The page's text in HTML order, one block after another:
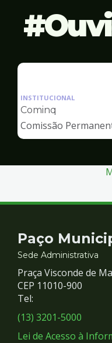
INSTITUCIONAL
Cominq
Comissão
Contato
e
Redes
Sociais
Paço
Sede Administrativa
Praça Visconde de
CEP 11010-900
Tel:
(13) 3201-5000
Lei de Acesso à